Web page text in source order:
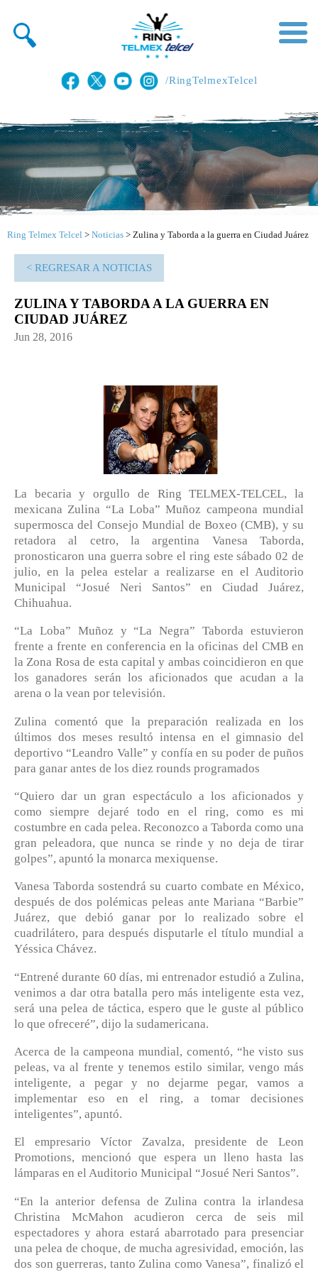
/RingTelmexTelcel
Ring Telmex Telcel > Noticias > Zulina y Taborda a la guerra en Ciudad Juárez
< REGRESAR A NOTICIAS
ZULINA Y TABORDA A LA GUERRA EN
CIUDAD JUÁREZ
Jun 28, 2016
La becaria y orgullo de Ring TELMEX-TELCEL, la
mexicana Zulina “La Loba” Muñoz campeona mundial
supermosca del Consejo Mundial de Boxeo (CMB), y su
retadora al cetro, la argentina Vanesa Taborda,
pronosticaron una guerra sobre el ring este sábado 02 de
julio, en la pelea estelar a realizarse en el Auditorio
Municipal “Josué Neri Santos” en Ciudad Juárez,
Chihuahua.
“La Loba” Muñoz y “La Negra” Taborda estuvieron
frente a frente en conferencia en la oficinas del CMB en
la Zona Rosa de esta capital y ambas coincidieron en que
los ganadores serán los aficionados que acudan a la
arena o la vean por televisión.
Zulina comentó que la preparación realizada en los
últimos dos meses resultó intensa en el gimnasio del
deportivo “Leandro Valle” y confía en su poder de puños
para ganar antes de los diez rounds programados
“Quiero dar un gran espectáculo a los aficionados y
como siempre dejaré todo en el ring, como es mi
costumbre en cada pelea. Reconozco a Taborda como una
gran peleadora, que nunca se rinde y no deja de tirar
golpes”, apuntó la monarca mexiquense.
Vanesa Taborda sostendrá su cuarto combate en México,
después de dos polémicas peleas ante Mariana “Barbie”
Juárez, que debió ganar por lo realizado sobre el
cuadrilátero, para después disputarle el título mundial a
Yéssica Chávez.
“Entrené durante 60 días, mi entrenador estudió a Zulina,
venimos a dar otra batalla pero más inteligente esta vez,
será una pelea de táctica, espero que le guste al público
lo que ofreceré”, dijo la sudamericana.
Acerca de la campeona mundial, comentó, “he visto sus
peleas, va al frente y tenemos estilo similar, vengo más
inteligente, a pegar y no dejarme pegar, vamos a
implementar eso en el ring, a tomar decisiones
inteligentes”, apuntó.
El empresario Víctor Zavalza, presidente de Leon
Promotions, mencionó que espera un lleno hasta las
lámparas en el Auditorio Municipal “Josué Neri Santos”.
“En la anterior defensa de Zulina contra la irlandesa
Christina McMahon acudieron cerca de seis mil
espectadores y ahora estará abarrotado para presenciar
una pelea de choque, de mucha agresividad, emoción, las
dos son guerreras, tanto Zulina como Vanesa”, finalizó el